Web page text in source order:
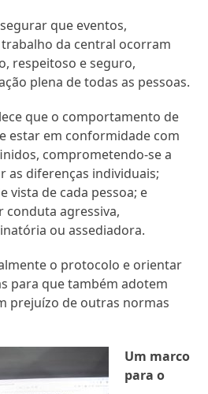
que eventos,
da central ocorram
respeitoso e seguro,
plena de todas as pessoas.
que o comportamento de
estar em conformidade com
comprometendo-se a
as diferenças individuais;
vista de cada pessoa; e
conduta agressiva,
ou assediadora.
o protocolo e orientar
para que também adotem
prejuízo de outras normas
Um marco
para o